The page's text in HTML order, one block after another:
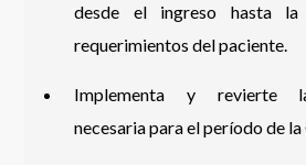
desde el ingreso hasta la
requerimientos del paciente.
Implementa y revierte
necesaria para el período de la